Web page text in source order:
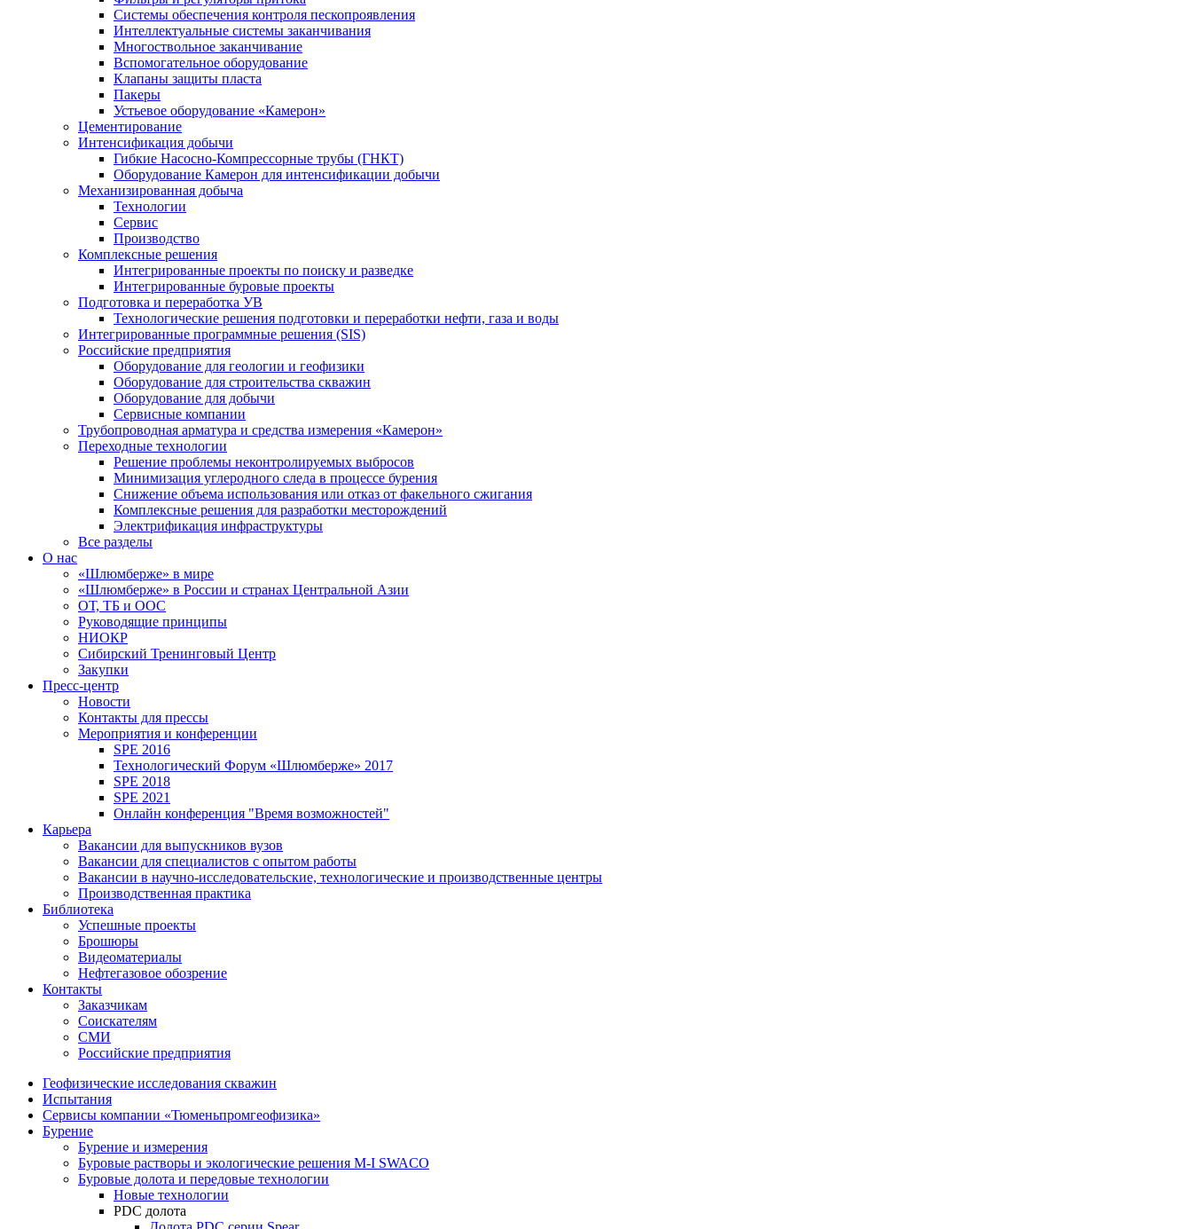
Cистемы обеспечения контроля пескопроявления
Интеллектуальные системы заканчивания
Многоствольное заканчивание
Вспомогательное оборудование
Клапаны защиты пласта
Пакеры
Устьевое оборудование «Камерон»
Цементирование
Интенсификация добычи
Гибкие Насосно-Компрессорные трубы (ГНКТ)
Оборудование Камерон для интенсификации добычи
Механизированная добыча
Технологии
Сервис
Производство
Комплексные решения
Интегрированные проекты по поиску и разведке
Интегрированные буровые проекты
Подготовка и переработка УВ
Технологические решения подготовки и переработки нефти, газа и воды
Интегрированные программные решения (SIS)
Российские предприятия
Оборудование для геологии и геофизики
Оборудование для строительства скважин
Оборудование для добычи
Сервисные компании
Трубопроводная арматура и средства измерения «Камерон»
Переходные технологии
Решение проблемы неконтролируемых выбросов
Минимизация углеродного следа в процессе бурения
Снижение объема использования или отказ от факельного сжигания
Комплексные решения для разработки месторождений
Электрификация инфраструктуры
Все разделы
О нас
«Шлюмберже» в мире
«Шлюмберже» в России и странах Центральной Азии
ОТ, ТБ и ООС
Руководящие принципы
НИОКР
Сибирский Тренинговый Центр
Закупки
Пресс-центр
Новости
Контакты для прессы
Мероприятия и конференции
SPE 2016
Технологический Форум «Шлюмберже» 2017
SPE 2018
SPE 2021
Онлайн конференция "Время возможностей"
Карьера
Вакансии для выпускников вузов
Вакансии для специалистов с опытом работы
Вакансии в научно-исследовательские, технологические и производственные центры
Производственная практика
Библиотека
Успешные проекты
Брошюры
Видеоматериалы
Нефтегазовое обозрение
Контакты
Заказчикам
Соискателям
СМИ
Российские предприятия
Геофизические исследования скважин
Испытания
Сервисы компании «Тюменьпромгеофизика»
Бурение
Бурение и измерения
Буровые растворы и экологические решения M-I SWACO
Буровые долота и передовые технологии
Новые технологии
PDC долота